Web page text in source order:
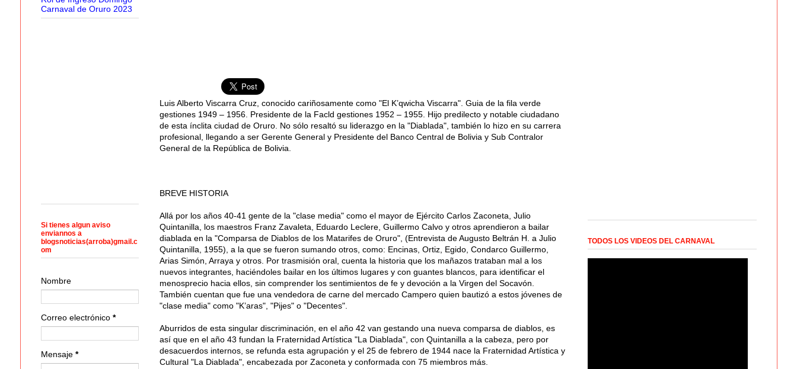
Luis Alberto Viscarra Cruz, conocido cariñosamente como "El K’qwicha Viscarra". Guia de la fila verde
gestiones 1949 – 1956. Presidente de la Facld gestiones 1952 – 1955. Hijo predilecto y notable ciudadano
de esta ínclita ciudad de Oruro. No sólo resaltó su liderazgo en la "Diablada", también lo hizo en su carrera
profesional, llegando a ser Gerente General y Presidente del Banco Central de Bolivia y Sub Contralor
General de la República de Bolivia.
BREVE HISTORIA
Allá por los años 40-41 gente de la "clase media" como el mayor de Ejército Carlos Zaconeta, Julio
Quintanilla, los maestros Franz Zavaleta, Eduardo Leclere, Guillermo Calvo y otros aprendieron a bailar
diablada en la "Comparsa de Diablos de los Matarifes de Oruro", (Entrevista de Augusto Beltrán H. a Julio
Quintanilla, 1955), a la que se fueron sumando otros, como: Encinas, Ortiz, Egido, Condarco Guillermo,
Arias Simón, Arraya y otros. Por trasmisión oral, cuenta la historia que los mañazos trataban mal a los
nuevos integrantes, haciéndoles bailar en los últimos lugares y con guantes blancos, para identificar el
menosprecio hacia ellos, sin comprender los sentimientos de fe y devoción a la Virgen del Socavón.
También cuentan que fue una vendedora de carne del mercado Campero quien bautizó a estos jóvenes de
"clase media" como "K’aras", "Pijes" o "Decentes".
Aburridos de esta singular discriminación, en el año 42 van gestando una nueva comparsa de diablos, es
así que en el año 43 fundan la Fraternidad Artística "La Diablada", con Quintanilla a la cabeza, pero por
desacuerdos internos, se refunda esta agrupación y el 25 de febrero de 1944 nace la Fraternidad Artística y
Cultural "La Diablada", encabezada por Zaconeta y conformada con 75 miembros más.
Carnaval de Oruro 2023
Si tienes algun aviso
enviannos a
blogsnoticias(arroba)gmail.c
om
Nombre
Correo electrónico *
Mensaje *
TODOS LOS VIDEOS DEL CARNAVAL